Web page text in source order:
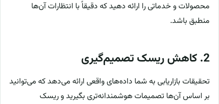
محصولات و خدماتی را ارائه دهید که دقیقاً با انتظارات آن‌ها
منطبق باشد.
2. کاهش ریسک تصمیم‌گیری
تحقیقات بازاریابی به شما داده‌های واقعی ارائه می‌دهد که می‌توانید
بر اساس آن‌ها تصمیمات هوشمندانه‌تری بگیرید و ریسک